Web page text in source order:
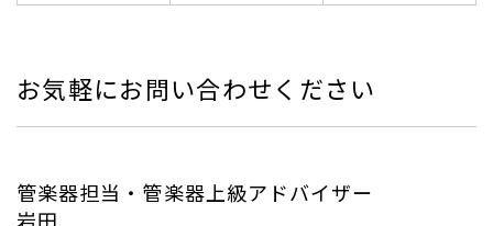
お気軽にお問い合わせください
管楽器担当・管楽器上級アドバイザー
岩田